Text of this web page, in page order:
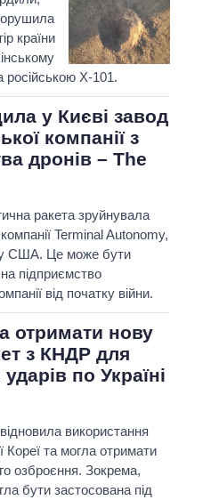
країни
російською Х-101.
у Києві завод
компанії з
дронів – The
ракета зруйнувала
Terminal Autonomy,
у США. Це може бути
підприємство
від початку війни.
отримати нову
з КНДР для
по Україні
використання
Кореї та могла отримати
озброєння. Зокрема,
бути застосована під